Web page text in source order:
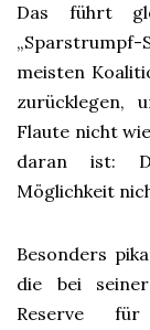
Das führt
meisten
zurücklegen,
Flaute nicht
daran ist:
Möglichkeit
Besonders
die bei
Reserve